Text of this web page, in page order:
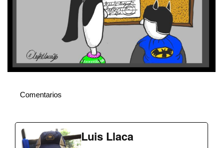
Comentarios
Luis Llaca